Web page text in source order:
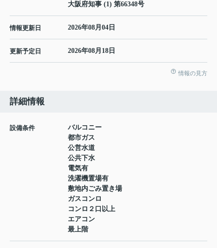
大阪府知事 (1) 第66348号
情報更新日 2026年08月04日
更新予定日 2026年08月18日
情報の見方
詳細情報
設備条件
バルコニー
都市ガス
公営水道
公共下水
電気有
洗濯機置場有
敷地内ごみ置き場
ガスコンロ
コンロ２口以上
エアコン
最上階